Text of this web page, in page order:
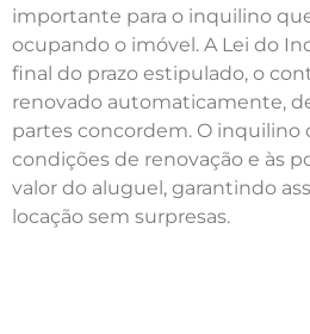
importante para o inquilino
ocupando o imóvel. A Lei do
final do prazo estipulado, o
renovado automaticamente,
partes concordem. O inquilino
condições de renovação e às
valor do aluguel, garantindo
locação sem surpresas.